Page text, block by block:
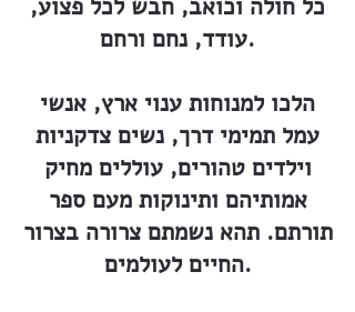
כל חולה וכואב, חבש לכל פצוע,
עודד, נחם ורחם.
הלכו למנוחות ענוי ארץ, אנשי
עמל תמימי דרך, נשים צדקניות
וילדים טהורים, עוללים מחיק
אמותיהם ותינוקות מעם ספר
תורתם. תהא נשמתם צרורה בצרור
החיים לעולמים.